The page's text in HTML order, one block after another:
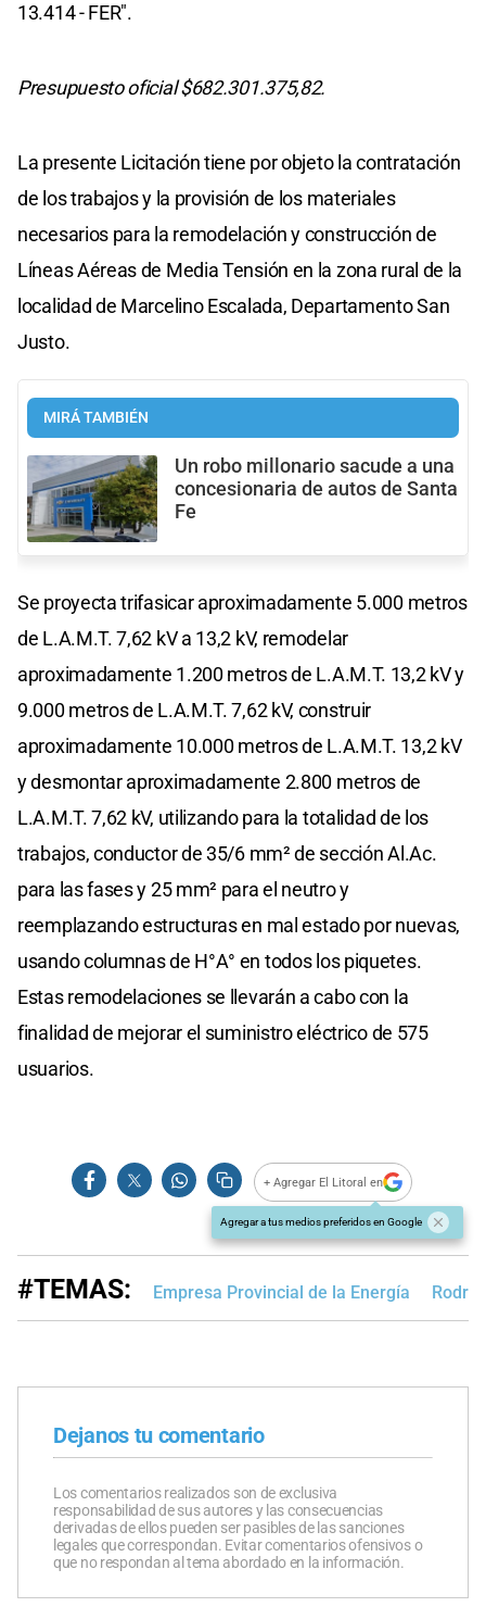
13.414 - FER".
Presupuesto oficial $682.301.375,82.
La presente Licitación tiene por objeto la contratación
de los trabajos y la provisión de los materiales
necesarios para la remodelación y construcción de
Líneas Aéreas de Media Tensión en la zona rural de la
localidad de Marcelino Escalada, Departamento San
Justo.
MIRÁ TAMBIÉN
Un robo millonario sacude a una
concesionaria de autos de Santa
Fe
Se proyecta trifasicar aproximadamente 5.000 metros
de L.A.M.T. 7,62 kV a 13,2 kV, remodelar
aproximadamente 1.200 metros de L.A.M.T. 13,2 kV y
9.000 metros de L.A.M.T. 7,62 kV, construir
aproximadamente 10.000 metros de L.A.M.T. 13,2 kV
y desmontar aproximadamente 2.800 metros de
L.A.M.T. 7,62 kV, utilizando para la totalidad de los
trabajos, conductor de 35/6 mm² de sección Al.Ac.
para las fases y 25 mm² para el neutro y
reemplazando estructuras en mal estado por nuevas,
usando columnas de H°A° en todos los piquetes.
Estas remodelaciones se llevarán a cabo con la
finalidad de mejorar el suministro eléctrico de 575
usuarios.
+ Agregar El Litoral en
Agregar a tus medios preferidos en Google
#TEMAS: Empresa Provincial de la Energía
Dejanos tu comentario
Los comentarios realizados son de exclusiva
responsabilidad de sus autores y las consecuencias
derivadas de ellos pueden ser pasibles de las sanciones
legales que correspondan. Evitar comentarios ofensivos o
que no respondan al tema abordado en la información.